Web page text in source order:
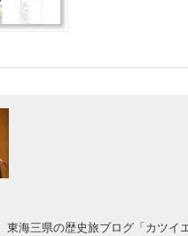
東海三県の歴史旅ブログ「 カツイ